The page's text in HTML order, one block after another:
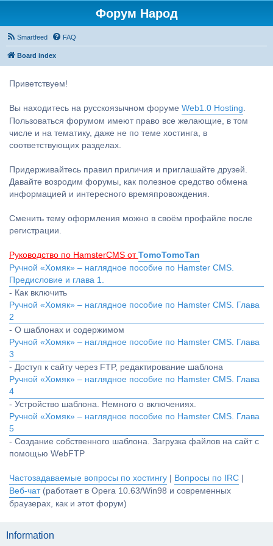
Форум Народ
Smartfeed FAQ
Board index
Приветствуем!
Вы находитесь на русскоязычном форуме Web1.0 Hosting.
Пользоваться форумом имеют право все желающие, в том
числе и на тематику, даже не по теме хостинга, в
соответствующих разделах.
Придерживайтесь правил приличия и приглашайте друзей.
Давайте возродим форумы, как полезное средство обмена
информацией и интересного времяпровождения.
Сменить тему оформления можно в своём профайле после
регистрации.
Руководство по HamsterCMS от TomoTomoTan
Ручной «Хомяк» – наглядное пособие по Hamster CMS.
Предисловие и глава 1.
- Как включить
Ручной «Хомяк» – наглядное пособие по Hamster CMS. Глава
2
- О шаблонах и содержимом
Ручной «Хомяк» – наглядное пособие по Hamster CMS. Глава
3
- Доступ к сайту через FTP, редактирование шаблона
Ручной «Хомяк» – наглядное пособие по Hamster CMS. Глава
4
- Устройство шаблона. Немного о включениях.
Ручной «Хомяк» – наглядное пособие по Hamster CMS. Глава
5
- Создание собственного шаблона. Загрузка файлов на сайт с
помощью WebFTP
Частозадаваемые вопросы по хостингу Вопросы по IRC
Веб-чат(работает в Opera 10.63/Win98 и современных
браузерах, как и этот форум)
Information